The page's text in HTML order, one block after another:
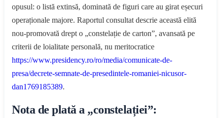
opusul: o listă extinsă, dominată de figuri care au girat eșecuri
operaționale majore. Raportul consultat descrie această elită
nou-promovată drept o „constelație de carton”, avansată pe
criterii de loialitate personală, nu meritocratice
https://www.presidency.ro/ro/media/comunicate-de-
presa/decrete-semnate-de-presedintele-romaniei-nicusor-
dan1769185389.
Nota de plată a „constelației”: